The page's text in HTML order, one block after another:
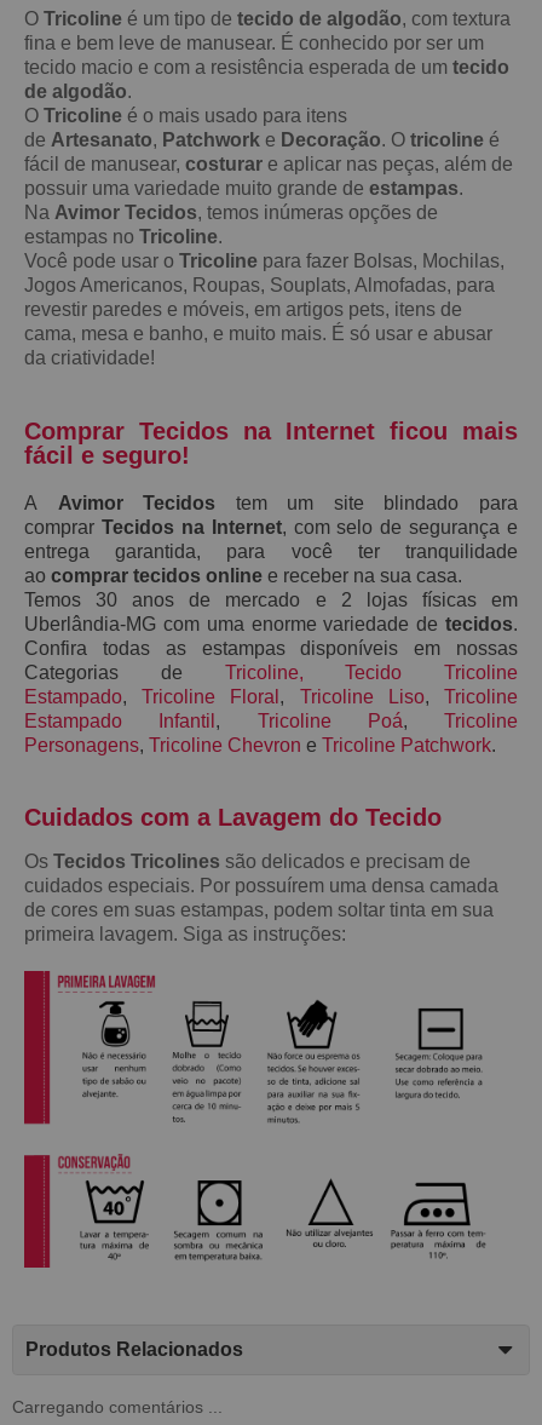
O Tricoline é um tipo de tecido de algodão, com textura
fina e bem leve de manusear. É conhecido por ser um
tecido macio e com a resistência esperada de um tecido
de algodão.
O Tricoline é o mais usado para itens
de Artesanato, Patchwork e Decoração. O tricoline é
fácil de manusear, costurar e aplicar nas peças, além de
possuir uma variedade muito grande de estampas.
Na Avimor Tecidos, temos inúmeras opções de
estampas no Tricoline.
Você pode usar o Tricoline para fazer Bolsas, Mochilas,
Jogos Americanos, Roupas, Souplats, Almofadas, para
revestir paredes e móveis, em artigos pets, itens de
cama, mesa e banho, e muito mais. É só usar e abusar
da criatividade!
Comprar Tecidos na Internet ficou mais
fácil e seguro!
A Avimor Tecidos tem um site blindado para
comprar Tecidos na Internet, com selo de segurança e
entrega garantida, para você ter tranquilidade
ao comprar tecidos online e receber na sua casa.
Temos 30 anos de mercado e 2 lojas físicas em
Uberlândia-MG com uma enorme variedade de tecidos.
Confira todas as estampas disponíveis em nossas
Categorias de Tricoline,
Tecido Tricoline
Estampado,Tricoline Floral , Tricoline Liso,Tricoline
Estampado Infantil , Tricoline Poá, Tricoline
Personagens, Tricoline Chevron e Tricoline Patchwork.
Cuidados com a Lavagem do Tecido
Os Tecidos Tricolines são delicados e precisam de
cuidados especiais. Por possuírem uma densa camada
de cores em suas estampas, podem soltar tinta em sua
primeira lavagem. Siga as instruções:
Produtos Relacionados
Carregando comentários ...